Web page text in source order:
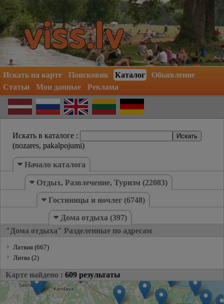
Искать на карте Поисковик Каталог
Обьявление
Статьи
Мои данные Реклама
Искать в каталоге :
(nozares, pakalpojumi)
Hачало каталогa
Отдых, Развлечение, Туризм (22083)
Гостиницы и ночлег (6748)
Дома отдыха (397)
"Дома отдыха" Разделенные по адресам
Латвия (667)
Литва (2)
Карте найдено : 609 результаты